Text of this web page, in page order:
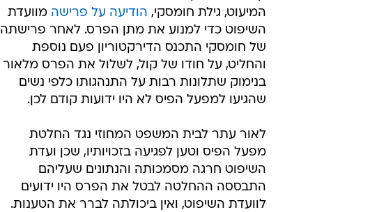
המיעוט, גילת חומסקי, הודיעה על פרישה מוועדת
השיפוט כדי למנוע את מתן הפרס. לאחר פרישתה
של חומסקי התכנס הדירקטוריון פעם נוספת
והחליט, על חודו של קול, לשלול את הפרס מלאור
בנימוק שתלונות רבות על התנהגותו כלפי נשים
שהגיעו למפעל הפיס לא היו ידועות קודם לכן.
לאור עתר לבית המשפט המחוזי נגד החלטת
מפעל הפיס וטען לפגיעה בזכויותיו, שכן ועדת
השיפוט חרגה מסמכותה והנתונים שעליהם
התבססה ההחלטה לבטל את הפרס היו ידועים
לוועדת השיפוט, ואין ביכולתה לברר את הטענות.